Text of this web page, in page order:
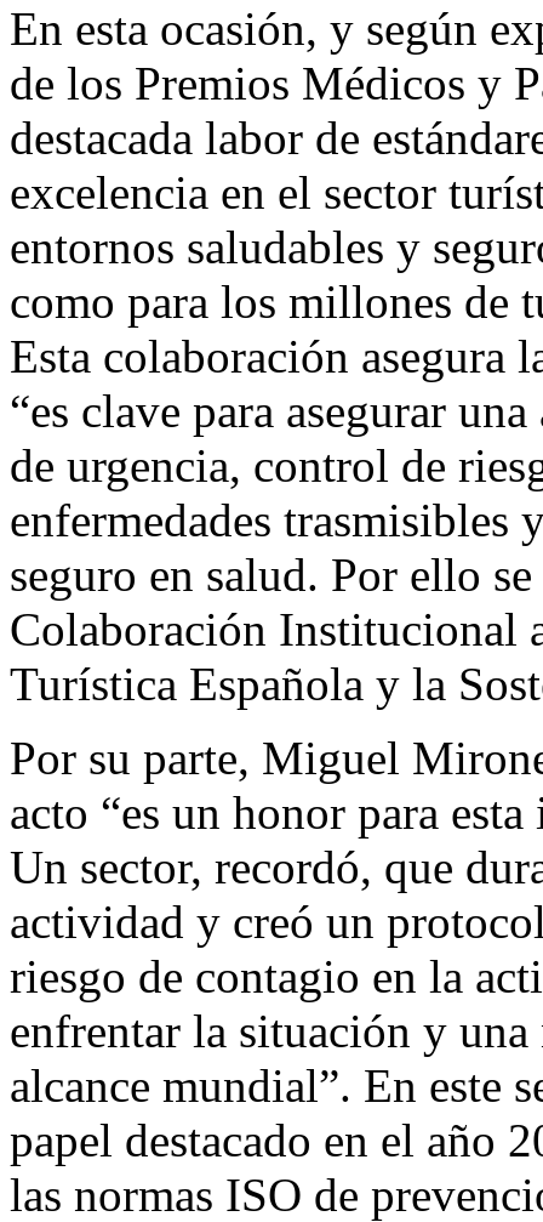
En esta ocasión, y según
de los Premios Médicos y
destacada labor de
excelencia en el sector
entornos saludables y
como para los millones de
Esta colaboración asegura
“es clave para asegurar
de urgencia, control de
enfermedades trasmisibles
seguro en salud. Por ello
Colaboración Institucional
Turística Española y la
Por su parte, Miguel
acto “es un honor para
Un sector, recordó, que
actividad y creó un
riesgo de contagio en la
enfrentar la situación y
alcance mundial”. En este
papel destacado en el año
las normas ISO de